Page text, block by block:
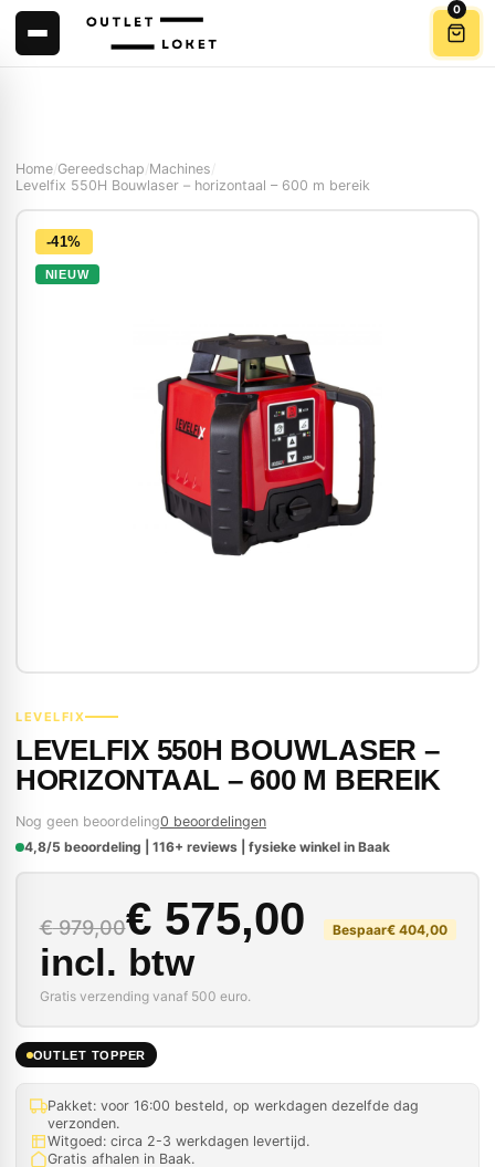
0
Home Gereedschap Machines
Levelfix 550H Bouwlaser – horizontaal – 600 m bereik
-41%
NIEUW
LEVELFIX
LEVELFIX 550H BOUWLASER –
HORIZONTAAL – 600 M BEREIK
Nog geen beoordeling0 beoordelingen
4,8/5 beoordeling | 116+ reviews | fysieke winkel in Baak
€979,00
Oorspronkelijke
€575,00
Huidige prijs is: €
incl. btw
Bespaar€404,00
Gratis verzending vanaf 500 euro.
OUTLET TOPPER
Pakket: voor 16:00 besteld, op werkdagen dezelfde dag
verzonden.
Witgoed: circa 2-3 werkdagen levertijd.
Gratis afhalen in Baak.